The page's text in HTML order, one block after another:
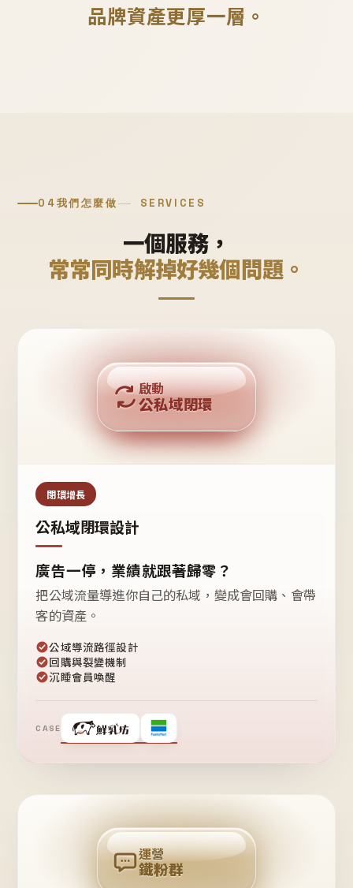
品牌資產更厚一層。
04我們怎麼做 SERVICES
一個服務，
常常同時解掉好幾個問題。
公域流量
私域鐵粉
回購複利
啟動
公私域閉環
閉環增長
公私域閉環設計
廣告一停，業績就跟著歸零？
把公域流量導進你自己的私域，變成會回購、會帶
客的資產。
公域導流路徑設計
回購與裂變機制
沉睡會員喚醒
CASE
❤
粉
回
購
運營
鐵粉群